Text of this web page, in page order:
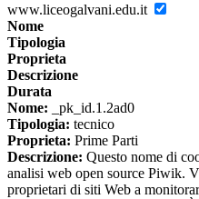
www.liceogalvani.edu.it
Nome
Tipologia
Proprieta
Descrizione
Durata
Nome: _pk_id.1.2ad0
Tipologia: tecnico
Proprieta: Prime Parti
Descrizione: Questo nome di
analisi web open source Piwik.
proprietari di siti Web a